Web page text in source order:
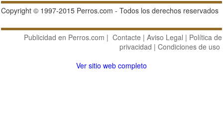
Copyright © 1997-2015 Perros.com - Todos los derechos reservados
Publicidad en Perros.com | Contacte | Aviso Legal | Política de
privacidad | Condiciones de uso
Ver sitio web completo